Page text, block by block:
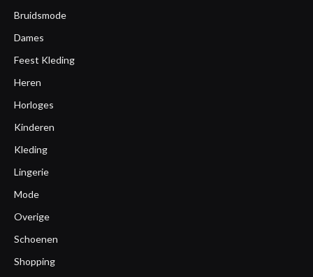
Bruidsmode
Dames
Feest Kleding
Heren
Horloges
Kinderen
Kleding
Lingerie
Mode
Overige
Schoenen
Shopping